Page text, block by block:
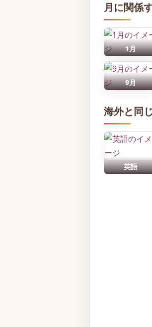
月に関係
1月
9月
海外と同
英語